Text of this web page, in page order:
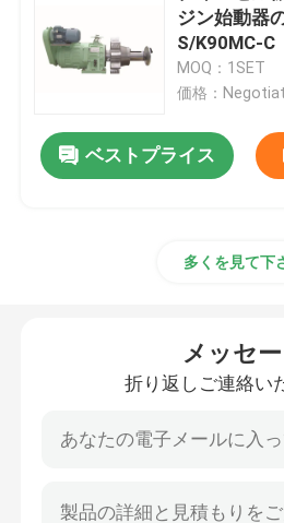
ジン始動器
S/K90MC-C
MOQ：1SET
価格：
ベストプライス
多くを見て下
メッセ
折り返しご連絡い